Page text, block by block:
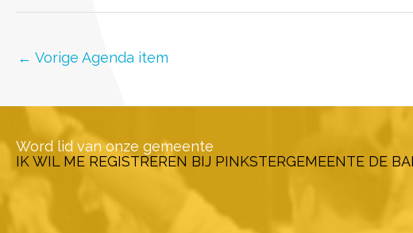
← Vorige Agenda item
Word lid van onze gemeente
IK WIL ME REGISTREREN BIJ PINKSTERGEMEENTE DE